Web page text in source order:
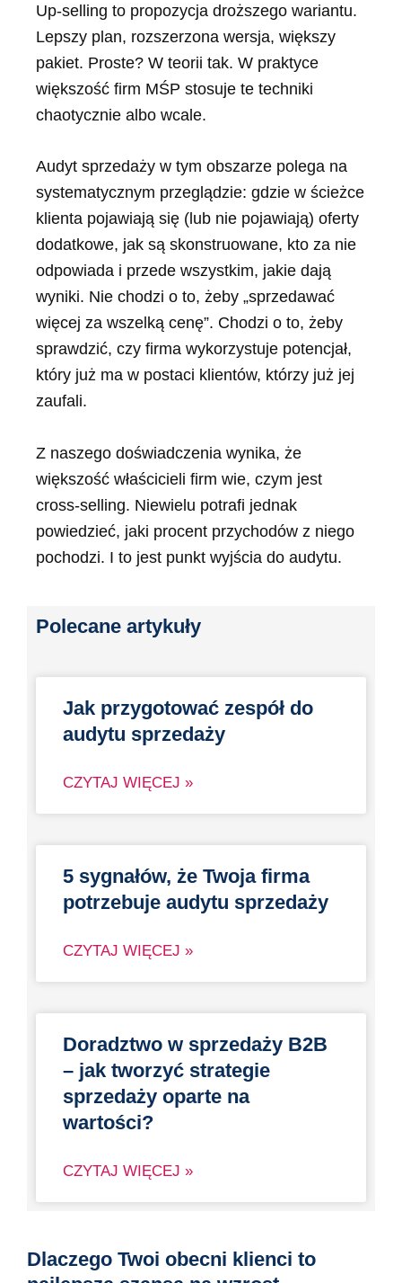
Up-selling to propozycja droższego wariantu.
Lepszy plan, rozszerzona wersja, większy
pakiet. Proste? W teorii tak. W praktyce
większość firm MŚP stosuje te techniki
chaotycznie albo wcale.
Audyt sprzedaży w tym obszarze polega na
systematycznym przeglądzie: gdzie w ścieżce
klienta pojawiają się (lub nie pojawiają) oferty
dodatkowe, jak są skonstruowane, kto za nie
odpowiada i przede wszystkim, jakie dają
wyniki. Nie chodzi o to, żeby „sprzedawać
więcej za wszelką cenę”. Chodzi o to, żeby
sprawdzić, czy firma wykorzystuje potencjał,
który już ma w postaci klientów, którzy już jej
zaufali.
Z naszego doświadczenia wynika, że
większość właścicieli firm wie, czym jest
cross-selling. Niewielu potrafi jednak
powiedzieć, jaki procent przychodów z niego
pochodzi. I to jest punkt wyjścia do audytu.
Polecane artykuły
Jak przygotować zespół do
audytu sprzedaży
CZYTAJ WIĘCEJ »
5 sygnałów, że Twoja firma
potrzebuje audytu sprzedaży
CZYTAJ WIĘCEJ »
Doradztwo w sprzedaży B2B
– jak tworzyć strategie
sprzedaży oparte na
wartości?
CZYTAJ WIĘCEJ »
Dlaczego Twoi obecni klienci to